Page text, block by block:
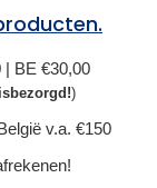
| BE €30,00
)
v.a. €150